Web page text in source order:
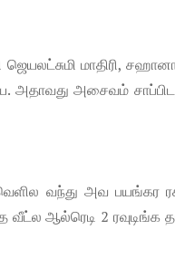
மாதிரி,
அதாவது அசைவம்
வந்து அவ பயங்கர
ஆல்ரெடி 2 ரவுடிங்க